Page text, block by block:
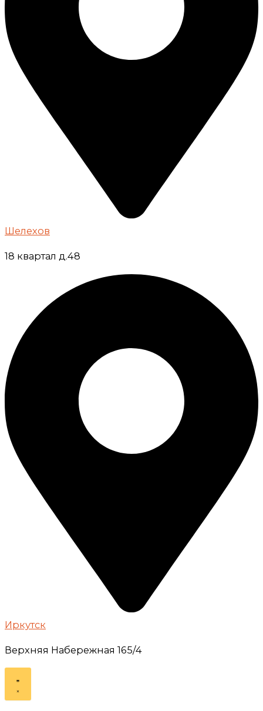
Шелехов
18 квартал д.48
Иркутск
Верхняя Набережная 165/4